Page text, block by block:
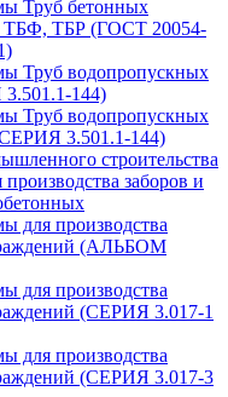
Труб бетонных
ТБФ, ТБР (ГОСТ 20054-
Труб водопропускных
144)
Труб водопропускных
3.501.1-144)
строительства
заборов и
для производства
(АЛЬБОМ
для производства
(СЕРИЯ 3.017-1
для производства
(СЕРИЯ 3.017-3